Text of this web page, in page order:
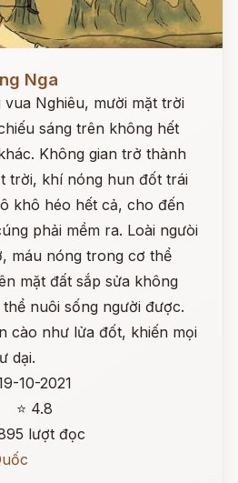
Nga
Nghiêu, mười mặt trời
sáng trên không hết
Không gian trở thành
trời, khí nóng hun đốt trái
khô héo hết cả, cho đến
phải mềm ra. Loài ngưòi
máu nóng trong cơ thể
mặt đất sắp sửa không
nuôi sống người được.
cào như lửa đốt, khiến mọi
dại.
10-2021
⭐ 4.8
lượt đọc